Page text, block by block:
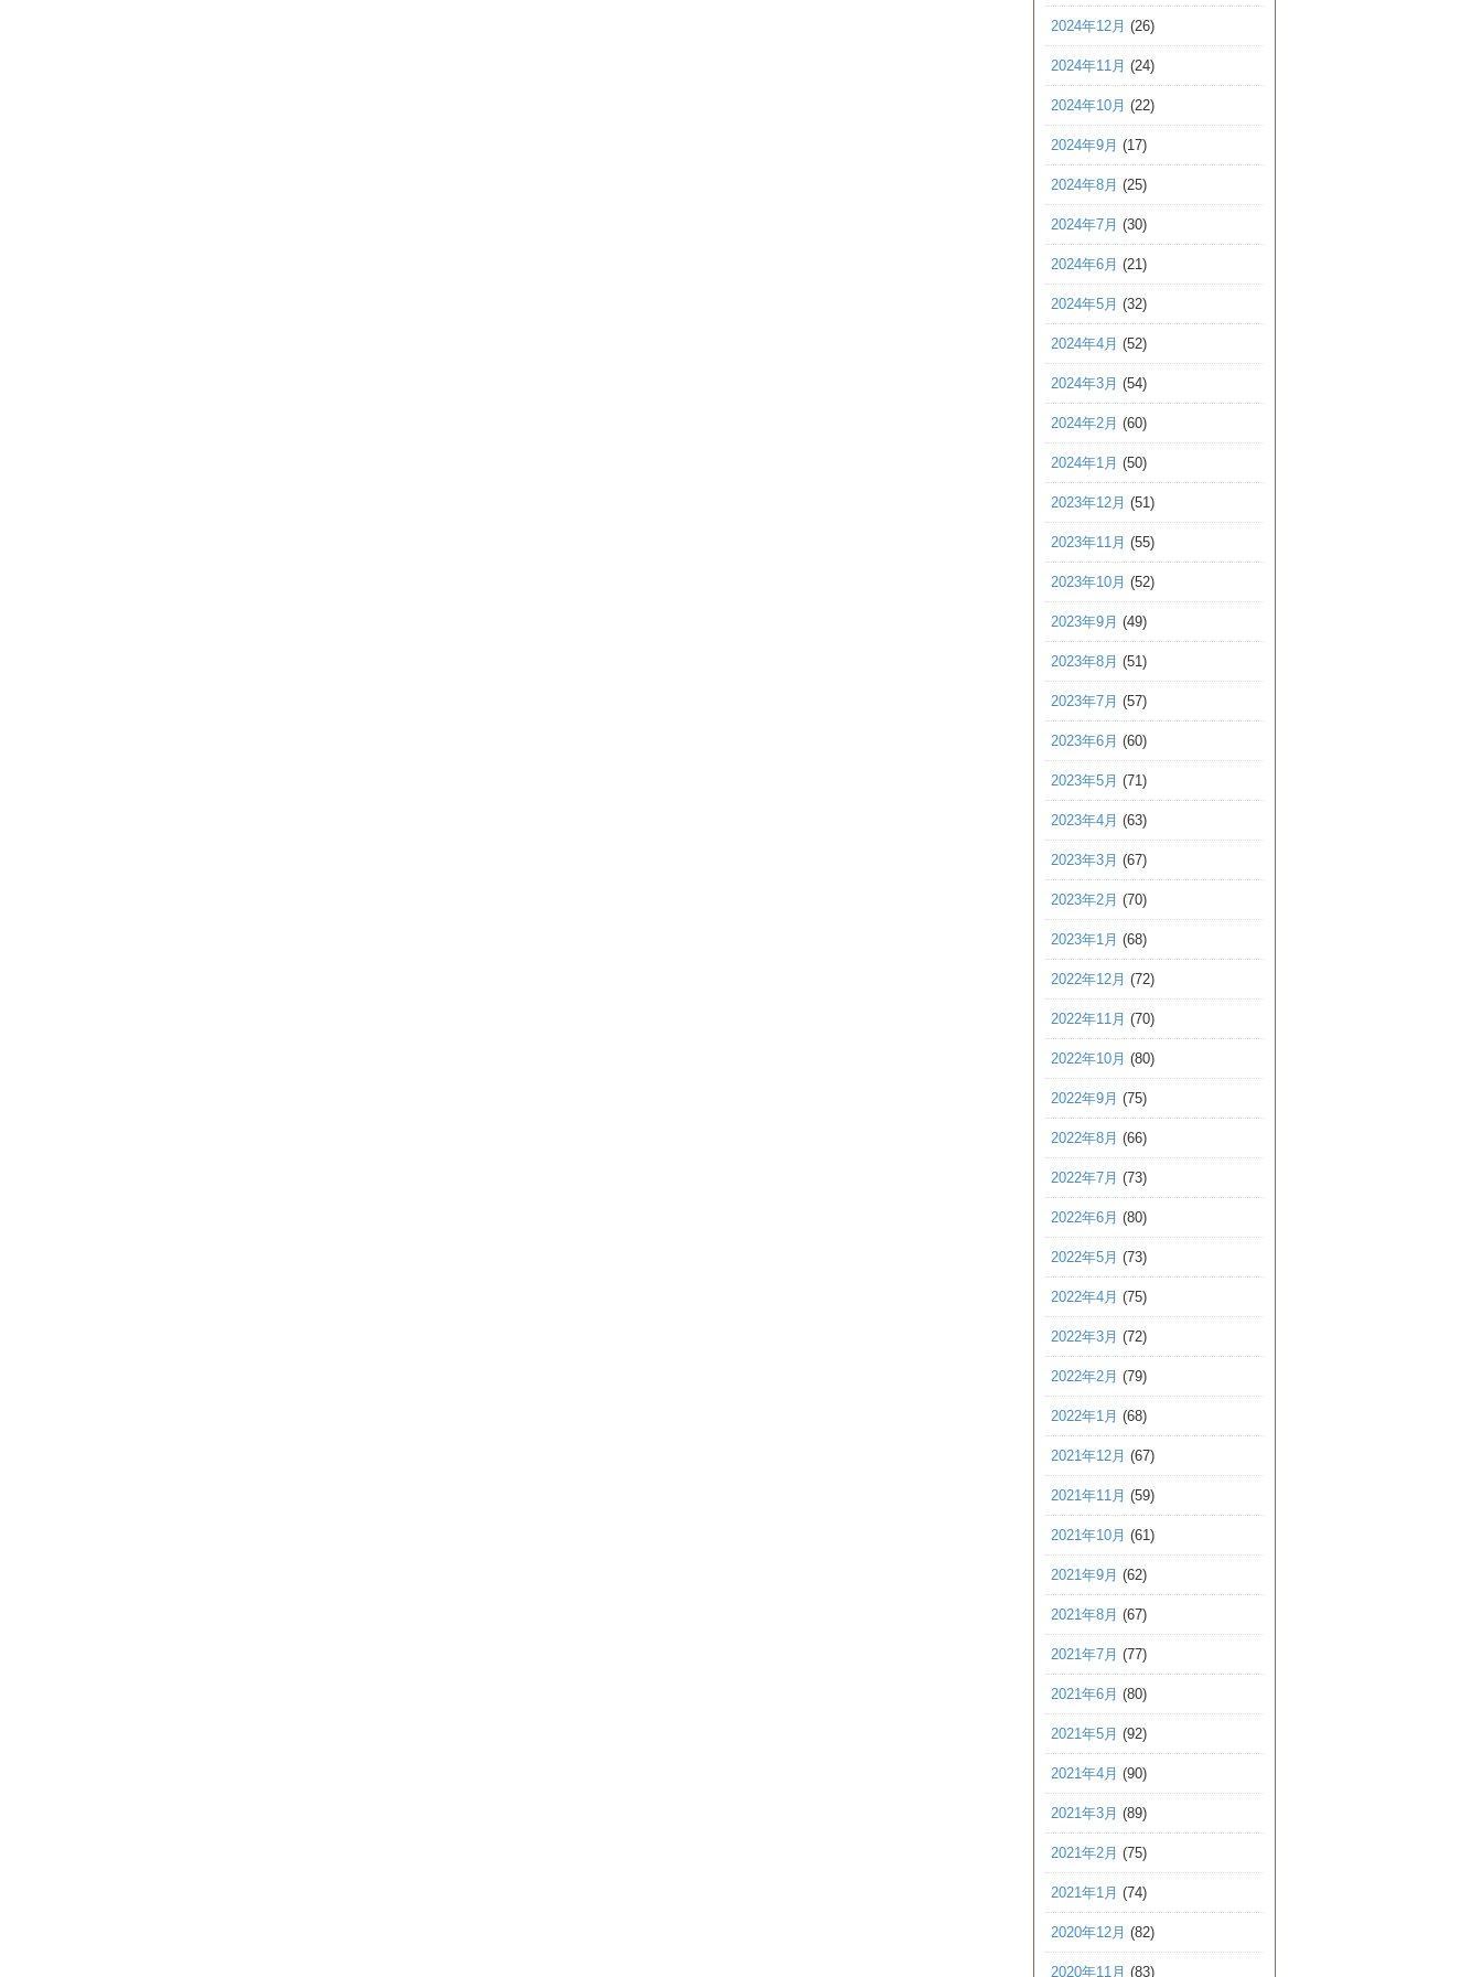
2024年12月 (26)
2024年11月 (24)
2024年10月 (22)
2024年9月 (17)
2024年8月 (25)
2024年7月 (30)
2024年6月 (21)
2024年5月 (32)
2024年4月 (52)
2024年3月 (54)
2024年2月 (60)
2024年1月 (50)
2023年12月 (51)
2023年11月 (55)
2023年10月 (52)
2023年9月 (49)
2023年8月 (51)
2023年7月 (57)
2023年6月 (60)
2023年5月 (71)
2023年4月 (63)
2023年3月 (67)
2023年2月 (70)
2023年1月 (68)
2022年12月 (72)
2022年11月 (70)
2022年10月 (80)
2022年9月 (75)
2022年8月 (66)
2022年7月 (73)
2022年6月 (80)
2022年5月 (73)
2022年4月 (75)
2022年3月 (72)
2022年2月 (79)
2022年1月 (68)
2021年12月 (67)
2021年11月 (59)
2021年10月 (61)
2021年9月 (62)
2021年8月 (67)
2021年7月 (77)
2021年6月 (80)
2021年5月 (92)
2021年4月 (90)
2021年3月 (89)
2021年2月 (75)
2021年1月 (74)
2020年12月 (82)
2020年11月 (83)